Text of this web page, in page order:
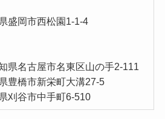
盛岡市西松園1-1-4
県名古屋市名東区山の手2-111
豊橋市新栄町大溝27-5
刈谷市中手町6-510